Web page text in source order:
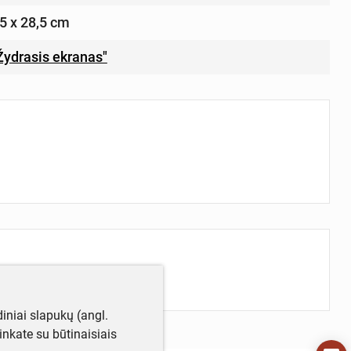
x 28,5 cm
ekranas"
slapukų (angl.
su būtinaisiais